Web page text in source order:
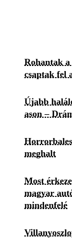
Rohantak
csaptak fel
Újabb
ason –
meghalt
Most
magyar
mindenfelé